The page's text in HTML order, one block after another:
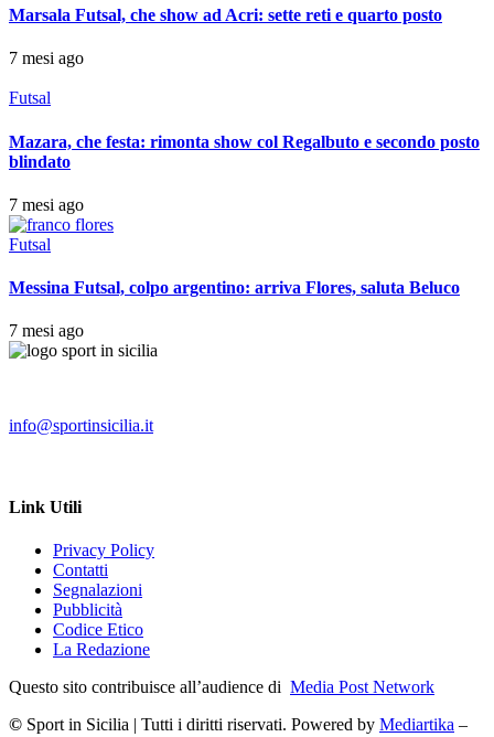
Marsala Futsal, che show ad Acri: sette reti e quarto posto
7 mesi ago
Futsal
Mazara, che festa: rimonta show col Regalbuto e secondo posto
blindato
7 mesi ago
Futsal
Messina Futsal, colpo argentino: arriva Flores, saluta Beluco
7 mesi ago
info@sportinsicilia.it
Link Utili
Privacy Policy
Contatti
Segnalazioni
Pubblicità
Codice Etico
La Redazione
Questo sito contribuisce all’audience di Media Post Network
© Sport in Sicilia | Tutti i diritti riservati. Powered by Mediartika –